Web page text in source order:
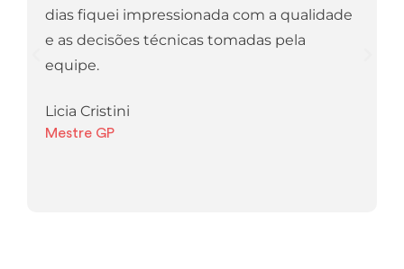
dias fiquei impressionada com a qualidade
e as decisões técnicas tomadas pela
equipe.
Licia Cristini
Mestre GP